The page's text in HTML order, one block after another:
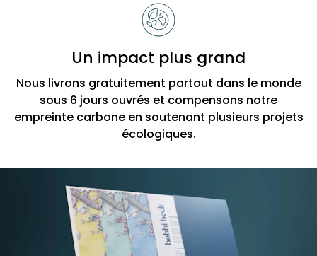
Un impact plus grand
Nous livrons gratuitement partout dans le monde
sous 6 jours ouvrés et compensons notre
empreinte carbone en soutenant plusieurs projets
écologiques.